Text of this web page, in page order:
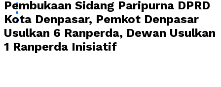
Pembukaan Sidang Paripurna DPRD
Kota Denpasar, Pemkot Denpasar
Usulkan 6 Ranperda, Dewan Usulkan
1 Ranperda Inisiatif